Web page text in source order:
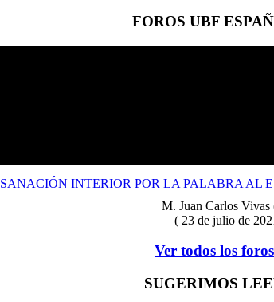
FOROS UBF
SANACIÓN INTERIOR POR LA PALABRA AL
M. Juan Carlos
( 23 de julio de
Ver todos los foros
SUGERIMOS